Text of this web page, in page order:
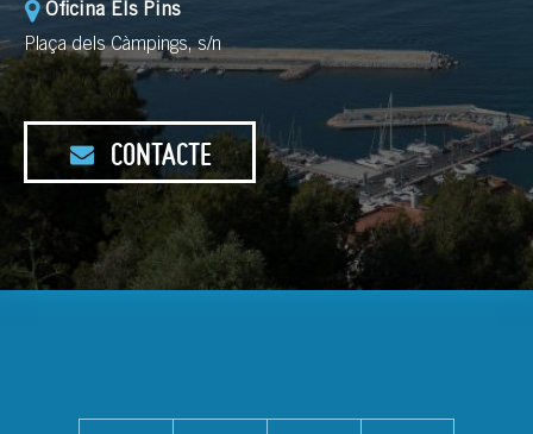
Oficina Els Pins
Plaça dels Càmpings, s/n
CONTACTE